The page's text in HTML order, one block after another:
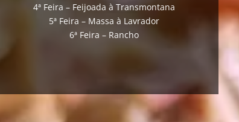
4ª Feira – Feijoada à Transmontana
5ª Feira – Massa à Lavrador
6ª Feira – Rancho